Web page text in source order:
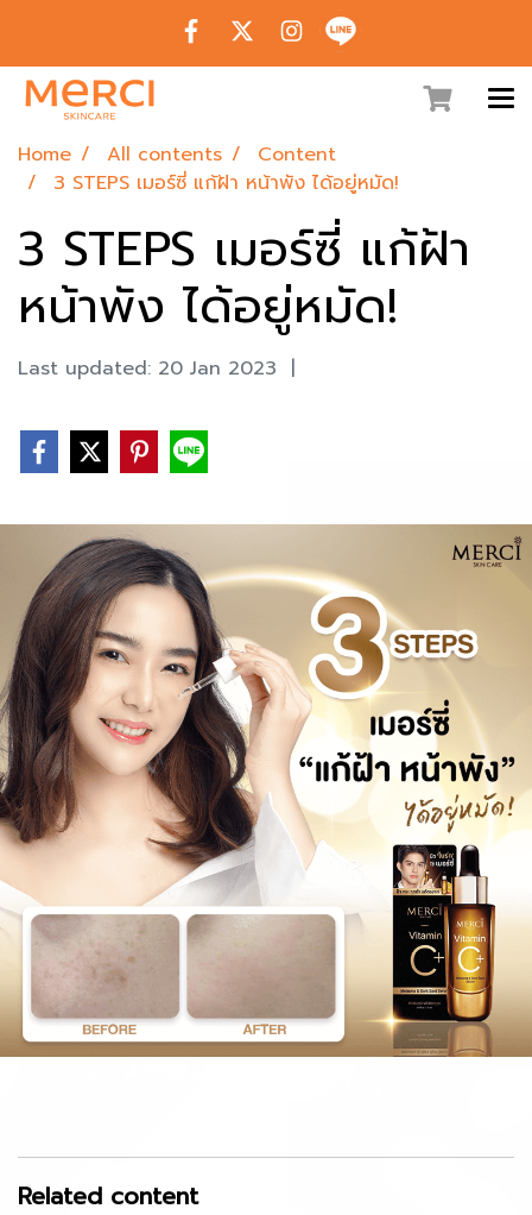
Home All contents
Content
3 STEPS เมอร์ซี่ แก้ฝ้า หน้าพัง ได้อยู่หมัด!
3 STEPS เมอร์ซี่ แก้ฝ้า
หน้าพัง ได้อยู่หมัด!
Last updated: 20 Jan 2023 |
Related content